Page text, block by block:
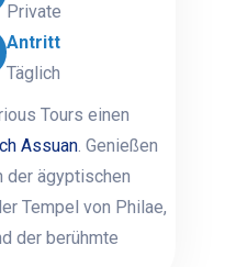
Private
Antritt
Täglich
Tours einen
Assuan. Genießen
der ägyptischen
Tempel von Philae,
der berühmte